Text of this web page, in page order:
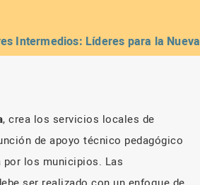
Intermedios: Líderes para la Nueva
, crea los servicios locales de
de apoyo técnico pedagógico
los municipios. Las